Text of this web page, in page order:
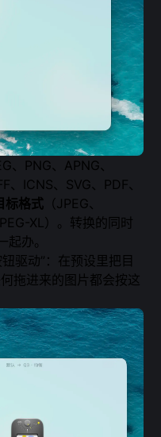
、PNG、APNG、
、ICNS、SVG、PDF、
标格式 （JPEG、
XL）。转换的同时
办。
驱动”：在预设里把目
拖进来的图片都会按这